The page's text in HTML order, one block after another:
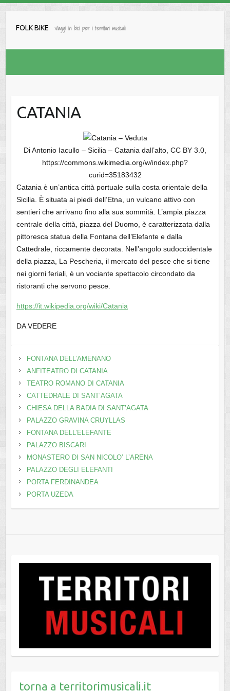
FOLK BIKE Viaggi in bici per i territori musicali
CATANIA
Di Antonio Iacullo – Sicilia – Catania dall’alto, CC BY 3.0,
https://commons.wikimedia.org/w/index.php?
curid=35183432
Catania è un’antica città portuale sulla costa orientale della
Sicilia. È situata ai piedi dell’Etna, un vulcano attivo con
sentieri che arrivano fino alla sua sommità. L’ampia piazza
centrale della città, piazza del Duomo, è caratterizzata dalla
pittoresca statua della Fontana dell’Elefante e dalla
Cattedrale, riccamente decorata. Nell’angolo sudoccidentale
della piazza, La Pescheria, il mercato del pesce che si tiene
nei giorni feriali, è un vociante spettacolo circondato da
ristoranti che servono pesce.
https://it.wikipedia.org/wiki/Catania
DA VEDERE
FONTANA DELL’AMENANO
ANFITEATRO DI CATANIA
TEATRO ROMANO DI CATANIA
CATTEDRALE DI SANT’AGATA
CHIESA DELLA BADIA DI SANT’AGATA
PALAZZO GRAVINA CRUYLLAS
FONTANA DELL’ELEFANTE
PALAZZO BISCARI
MONASTERO DI SAN NICOLO’ L’ARENA
PALAZZO DEGLI ELEFANTI
PORTA FERDINANDEA
PORTA UZEDA
torna a territorimusicali.it